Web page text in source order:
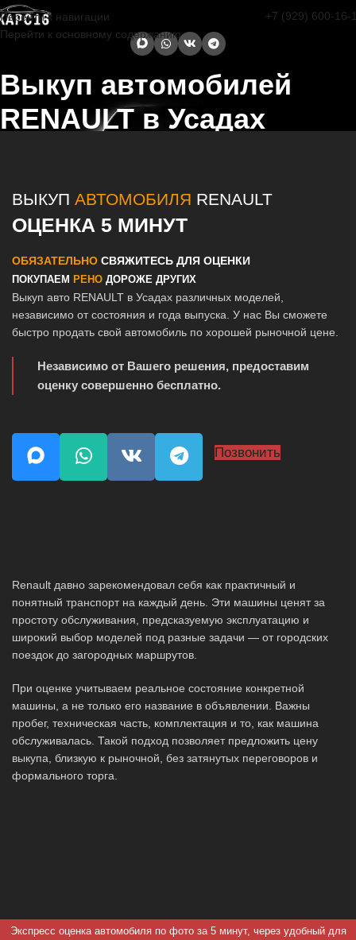
Перейти к навигации
Перейти к основному содержанию
+7 (929) 600-16-
Выкуп автомобилей
RENAULT в Усадах
ВЫКУП АВТОМОБИЛЯ RENAULT
ОЦЕНКА 5 МИНУТ
ОБЯЗАТЕЛЬНО СВЯЖИТЕСЬ ДЛЯ ОЦЕНКИ
ПОКУПАЕМ РЕНО ДОРОЖЕ ДРУГИХ
Выкуп авто RENAULT в Усадах различных моделей,
независимо от состояния и года выпуска. У нас Вы сможете
быстро продать свой автомобиль по хорошей рыночной цене.
Независимо от Вашего решения, предоставим
оценку совершенно бесплатно.
Позвонить
Renault давно зарекомендовал себя как практичный и
понятный транспорт на каждый день. Эти машины ценят за
простоту обслуживания, предсказуемую эксплуатацию и
широкий выбор моделей под разные задачи — от городских
поездок до загородных маршрутов.
При оценке учитываем реальное состояние конкретной
машины, а не только его название в объявлении. Важны
пробег, техническая часть, комплектация и то, как машина
обслуживалась. Такой подход позволяет предложить цену
выкупа, близкую к рыночной, без затянутых переговоров и
формального торга.
Экспресс оценка автомобиля по фото за 5 минут, через удобный для